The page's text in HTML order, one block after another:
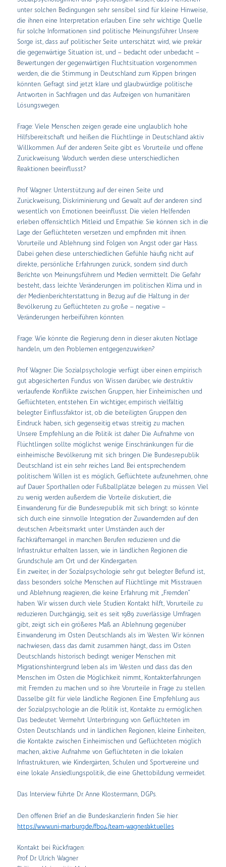
unter solchen Bedingungen sehr sensibel sind für kleine Hinweise,
die ihnen eine Interpretation erlauben. Eine sehr wichtige Quelle
für solche Informationen sind politische Meinungsführer. Unsere
Sorge ist, dass auf politischer Seite unterschätzt wird, wie prekär
die gegenwärtige Situation ist, und – bedacht oder unbedacht –
Bewertungen der gegenwärtigen Fluchtsituation vorgenommen
werden, die die Stimmung in Deutschland zum Kippen bringen
könnten. Gefragt sind jetzt klare und glaubwürdige politische
Antworten in Sachfragen und das Aufzeigen von humanitären
Lösungswegen.
Frage: Viele Menschen zeigen gerade eine unglaublich hohe
Hilfsbereitschaft und heißen die Flüchtlinge in Deutschland aktiv
Willkommen. Auf der anderen Seite gibt es Vorurteile und offene
Zurückweisung. Wodurch werden diese unterschiedlichen
Reaktionen beeinflusst?
Prof. Wagner: Unterstützung auf der einen Seite und
Zurückweisung, Diskriminierung und Gewalt auf der anderen sind
wesentlich von Emotionen beeinflusst. Die vielen Helfenden
erleben offensichtlich Mitleid und Empathie: Sie können sich in die
Lage der Geflüchteten versetzen und empfinden mit ihnen.
Vorurteile und Ablehnung sind Folgen von Angst oder gar Hass.
Dabei gehen diese unterschiedlichen Gefühle häufig nicht auf
direkte, persönliche Erfahrungen zurück, sondern sind durch
Berichte von Meinungsführern und Medien vermittelt. Die Gefahr
besteht, dass leichte Veränderungen im politischen Klima und in
der Medienberichterstattung in Bezug auf die Haltung in der
Bevölkerung zu Geflüchteten zu große – negative –
Veränderungen herbeiführen könnten.
Frage: Wie könnte die Regierung denn in dieser akuten Notlage
handeln, um den Problemen entgegenzuwirken?
Prof. Wagner: Die Sozialpsychologie verfügt über einen empirisch
gut abgesicherten Fundus von Wissen darüber, wie destruktiv
verlaufende Konflikte zwischen Gruppen, hier Einheimischen und
Geflüchteten, entstehen. Ein wichtiger, empirisch vielfältig
belegter Einflussfaktor ist, ob die beteiligten Gruppen den
Eindruck haben, sich gegenseitig etwas streitig zu machen.
Unsere Empfehlung an die Politik ist daher: Die Aufnahme von
Flüchtlingen sollte möglichst wenige Einschränkungen für die
einheimische Bevölkerung mit sich bringen. Die Bundesrepublik
Deutschland ist ein sehr reiches Land. Bei entsprechendem
politischem Willen ist es möglich, Geflüchtete aufzunehmen, ohne
auf Dauer Sporthallen oder Fußballplätze belegen zu müssen. Viel
zu wenig werden außerdem die Vorteile diskutiert, die
Einwanderung für die Bundesrepublik mit sich bringt: so könnte
sich durch eine sinnvolle Integration der Zuwandernden auf den
deutschen Arbeitsmarkt unter Umständen auch der
Fachkräftemangel in manchen Berufen reduzieren und die
Infrastruktur erhalten lassen, wie in ländlichen Regionen die
Grundschule am Ort und der Kindergarten.
Ein zweiter, in der Sozialpsychologie sehr gut belegter Befund ist,
dass besonders solche Menschen auf Flüchtlinge mit Misstrauen
und Ablehnung reagieren, die keine Erfahrung mit „Fremden“
haben. Wir wissen durch viele Studien: Kontakt hilft, Vorurteile zu
reduzieren. Durchgängig, seit es seit 1989 zuverlässige Umfragen
gibt, zeigt sich ein größeres Maß an Ablehnung gegenüber
Einwanderung im Osten Deutschlands als im Westen. Wir können
nachwiesen, dass das damit zusammen hängt, dass im Osten
Deutschlands historisch bedingt weniger Menschen mit
Migrationshintergrund leben als im Westen und dass das den
Menschen im Osten die Möglichkeit nimmt, Kontakterfahrungen
mit Fremden zu machen und so ihre Vorurteile in Frage zu stellen.
Dasselbe gilt für viele ländliche Regionen. Eine Empfehlung aus
der Sozialpsychologie an die Politik ist, Kontakte zu ermöglichen.
Das bedeutet: Vermehrt Unterbringung von Geflüchteten im
Osten Deutschlands und in ländlichen Regionen, kleine Einheiten,
die Kontakte zwischen Einheimischen und Geflüchteten möglich
machen, aktive Aufnahme von Geflüchteten in die lokalen
Infrastrukturen, wie Kindergärten, Schulen und Sportvereine und
eine lokale Ansiedlungspolitik, die eine Ghettobildung vermeidet.
Das Interview führte Dr. Anne Klostermann, DGPs.
Den offenen Brief an die Bundeskanzlerin finden Sie hier:
https://www.uni-marburg.de/fb04/team-wagner/aktuelles
Kontakt bei Rückfragen:
Prof. Dr. Ulrich Wagner